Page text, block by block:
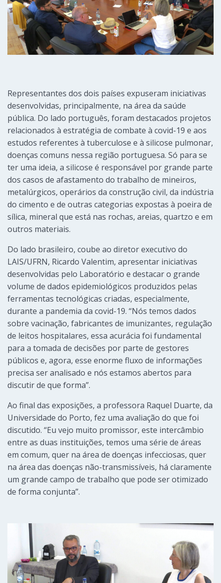
Representantes dos dois países expuseram iniciativas
desenvolvidas, principalmente, na área da saúde
pública. Do lado português, foram destacados projetos
relacionados à estratégia de combate à covid-19 e aos
estudos referentes à tuberculose e à silicose pulmonar,
doenças comuns nessa região portuguesa. Só para se
ter uma ideia, a silicose é responsável por grande parte
dos casos de afastamento do trabalho de mineiros,
metalúrgicos, operários da construção civil, da indústria
do cimento e de outras categorias expostas à poeira de
sílica, mineral que está nas rochas, areias, quartzo e em
outros materiais.
Do lado brasileiro, coube ao diretor executivo do
LAIS/UFRN, Ricardo Valentim, apresentar iniciativas
desenvolvidas pelo Laboratório e destacar o grande
volume de dados epidemiológicos produzidos pelas
ferramentas tecnológicas criadas, especialmente,
durante a pandemia da covid-19. “Nós temos dados
sobre vacinação, fabricantes de imunizantes, regulação
de leitos hospitalares, essa acurácia foi fundamental
para a tomada de decisões por parte de gestores
públicos e, agora, esse enorme fluxo de informações
precisa ser analisado e nós estamos abertos para
discutir de que forma”.
Ao final das exposições, a professora Raquel Duarte, da
Universidade do Porto, fez uma avaliação do que foi
discutido. “Eu vejo muito promissor, este intercâmbio
entre as duas instituições, temos uma série de áreas
em comum, quer na área de doenças infecciosas, quer
na área das doenças não-transmissíveis, há claramente
um grande campo de trabalho que pode ser otimizado
de forma conjunta”.